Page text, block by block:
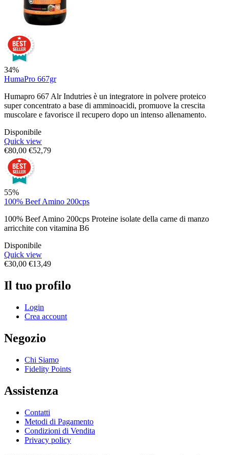
34%
HumaPro 667gr
Humapro 667 Alr Indutries è un integratore in polvere proteico
super concentrato a base di amminoacidi, promuove la crescita
muscolare e favorisce il recupero dopo un intenso allenamento.
Disponibile
Quick view
€80,00 €52,79
55%
100% Beef Amino 200cps
100% Beef Amino 200cps Proteine isolate della carne di manzo
arricchite con vitamina B6
Disponibile
Quick view
€30,00 €13,49
Il tuo profilo
Login
Crea account
Negozio
Chi Siamo
Fidelity Points
Assistenza
Contatti
Metodi di Pagamento
Condizioni di Vendita
Privacy policy